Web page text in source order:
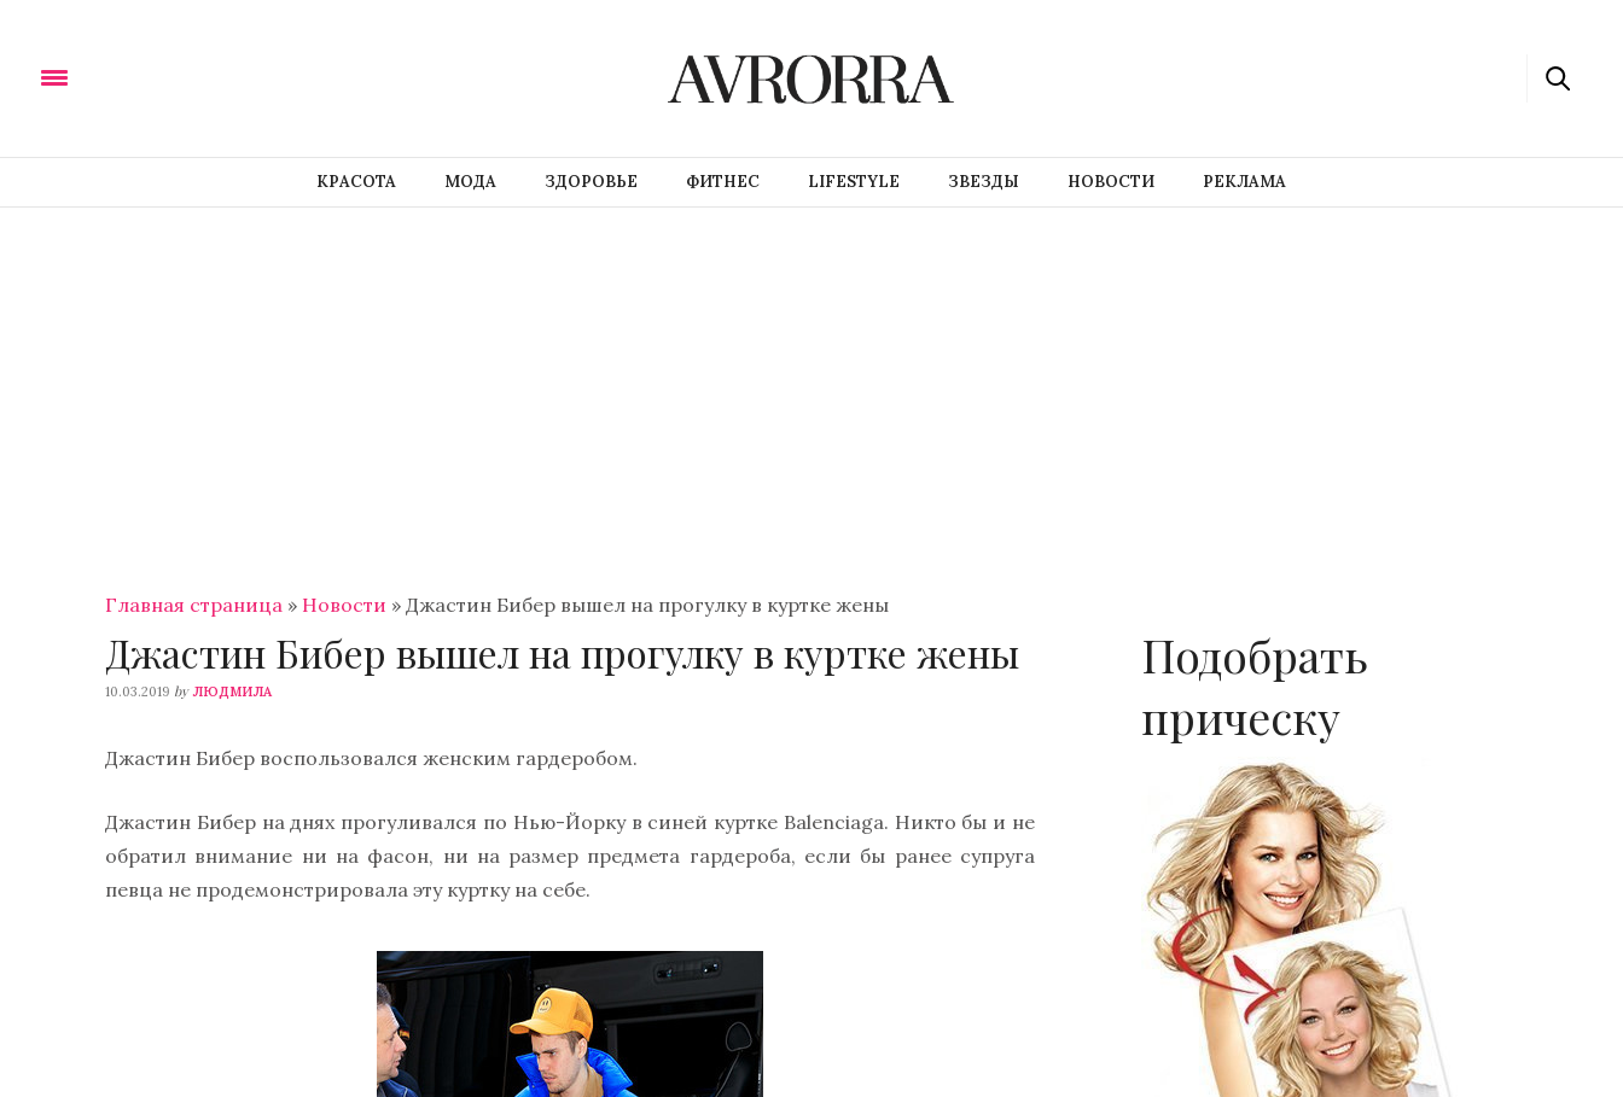
КРАСОТА МОДА ЗДОРОВЬЕ ФИТНЕС LIFESTYLE ЗВЕЗДЫ НОВОСТИ РЕКЛАМА
Главная страница » Новости » Джастин Бибер вышел на прогулку в куртке жены
Джастин Бибер вышел на прогулку в куртке жены
10.03.2019 by ЛЮДМИЛА
Джастин Бибер воспользовался женским гардеробом.
Джастин Бибер на днях прогуливался по Нью-Йорку в синей куртке Balenciaga. Никто бы и не
обратил внимание ни на фасон, ни на размер предмета гардероба, если бы ранее супруга
певца не продемонстрировала эту куртку на себе.
Подобрать
прическу